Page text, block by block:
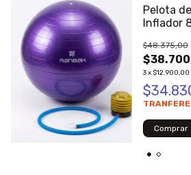
Pelota
Inflador
$48.375,00
3x $12.900,00